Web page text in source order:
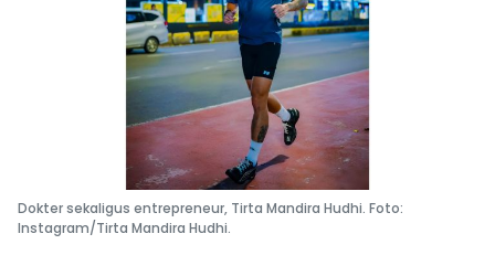
Dokter sekaligus entrepreneur, Tirta Mandira Hudhi. Foto:
Instagram/Tirta Mandira Hudhi.